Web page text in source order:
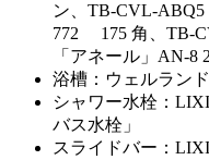
ン、TB-CVL-
772 175 角、TB-
「アネール」AN-8
浴槽：ウェルラン
シャワー水栓：
バス水栓」
スライドバー：